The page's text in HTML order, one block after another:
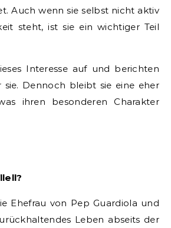
Auch wenn sie selbst nicht aktiv
steht, ist sie ein wichtiger Teil
Interesse auf und berichten
sie. Dennoch bleibt sie eine eher
ihren besonderen Charakter
Ehefrau von Pep Guardiola und
Leben abseits der